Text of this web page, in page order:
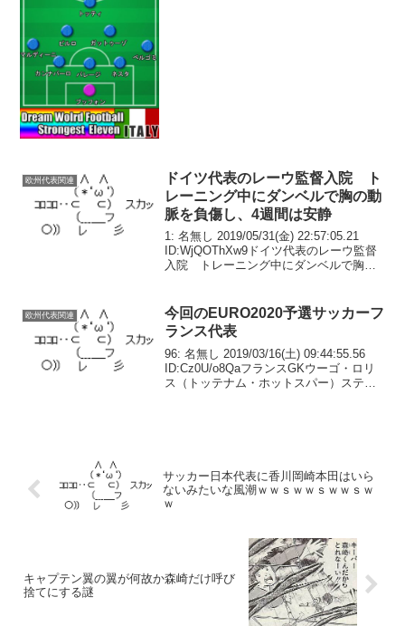
欧州代表関連
ドイツ代表のレーウ監督入院 ト
レーニング中にダンベルで胸の動
脈を負傷し、4週間は安静
1: 名無し 2019/05/31(金) 22:57:05.21
ID:WjQOThXw9ドイツ代表のレーウ監督
入院 トレーニング中にダンベルで胸を
め、治療が必要になっ...
欧州代表関連
今回のEURO2020予選サッカーフ
ランス代表
96: 名無し 2019/03/16(土) 09:44:55.56
ID:Cz0U/o8QaフランスGKウーゴ・ロリ
ス（トッテナム・ホットスパー）スティ
サッカー日本代表に香川岡崎本田はいら
ないみたいな風潮ｗｗｓｗｗｓｗｗｓｗ
ｗ
キャプテン翼の翼が何故か森崎だけ呼び
捨てにする謎